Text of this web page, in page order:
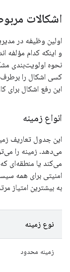
اشکالات
اولین وظیفه در
و اینکه کدام مؤلفه
نحوه اولویت‌بندی
کسی اشکال را
این رفع اشکال برای
انواع زمینه
این جدول تعاریف
می‌دهد. زمینه را
می‌کند یا منطقه‌ای
امنیتی برای همه
به بیشترین امتیاز
نوع زمینه
زمینه محدود